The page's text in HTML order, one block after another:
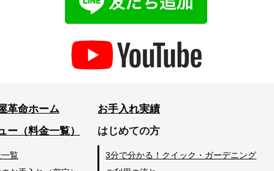
革命ホーム
ー（料金一覧）
覧
お手入れ実績
はじめての方
3分で分かる！クイック・ガーデニング